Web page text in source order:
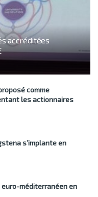
accréditées
comme
les actionnaires
s’implante en
méditerranéen en